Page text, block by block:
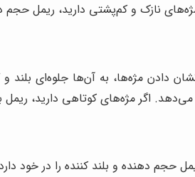
نازک و کم‌پشتی دارید، ریمل حجم
نشان دادن مژه‌ها، به آن‌ها جلوه‌ای
اگر مژه‌های کوتاهی دارید، ریمل
حجم دهنده و بلند کننده را در خود